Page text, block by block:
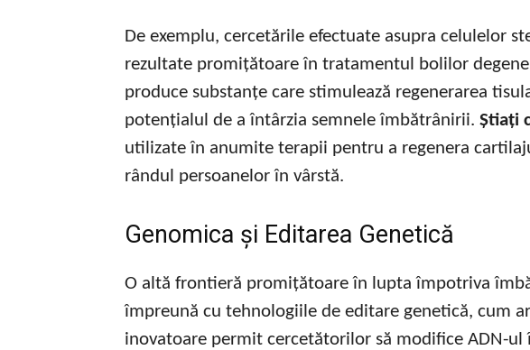
De exemplu, cercetările efectuate asupra celulelor
rezultate promițătoare în tratamentul bolilor
produce substanțe care stimulează regenerarea
potențialul de a întârzia semnele îmbătrânirii. Știați
utilizate în anumite terapii pentru a regenera
rândul persoanelor în vârstă.
Genomica și Editarea Genetică
O altă frontieră promițătoare în lupta împotriva
împreună cu tehnologiile de editare genetică, cum ar
inovatoare permit cercetătorilor să modifice ADN-